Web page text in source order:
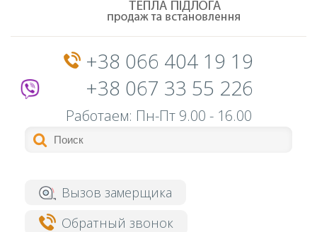
+38 066 404 19 19
+38 067 33 55 226
Работаем: Пн-Пт 9.00 - 16.00
Вызов замерщика
Обратный звонок